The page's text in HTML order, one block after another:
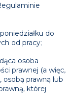
do
od pracy;
osoba
prawnej (a więc,
osobą prawną lub
której